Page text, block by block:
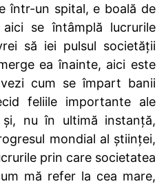
într-un spital, e boală de
se întâmplă lucrurile
să iei pulsul societății
ea înainte, aici este
cum se împart banii
feliile importante ale
nu în ultimă instanță,
mondial al științei,
prin care societatea
mă refer la cea mare,